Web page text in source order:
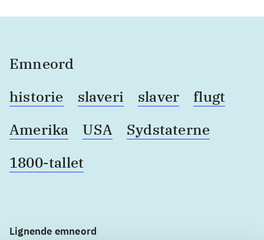
Emneord
historie
slaveri slaver
flugt
Amerika
USA
Sydstaterne
1800-tallet
Lignende emneord